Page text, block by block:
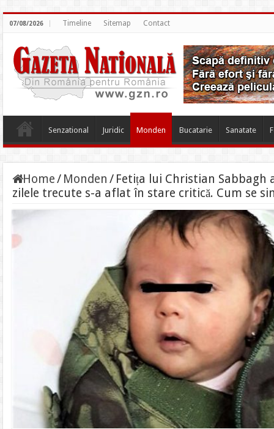
07/08/2026 Timeline Sitemap Contact
Senzational Juridic Monden Bucatarie Sanatate
Home/ Monden / Fetița lui Christian Sabbagh
zilele trecute s-a aflat în stare critică. Cum se